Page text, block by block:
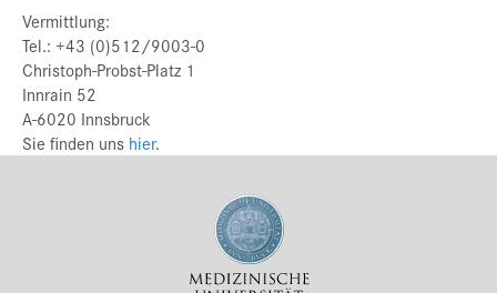
Vermittlung:
Tel.: +43 (0)512/9003-0
Christoph-Probst-Platz 1
Innrain 52
A-6020 Innsbruck
Sie finden uns hier.